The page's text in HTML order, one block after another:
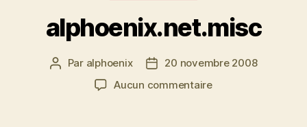
alphoenix.net.misc
Auteur
Par alphoenix
Date20 novembre 2008
Aucun commentairesur